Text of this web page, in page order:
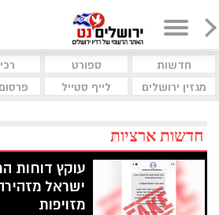
חדשות ספורט
מגזין ירושלים
לייף סטייל
חדשות ארציות
עוקץ דוחות
מזויפות